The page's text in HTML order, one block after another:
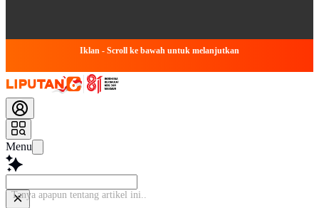
Iklan - Scroll ke bawah untuk melanjutkan
Menu
Tanya apapun tentang